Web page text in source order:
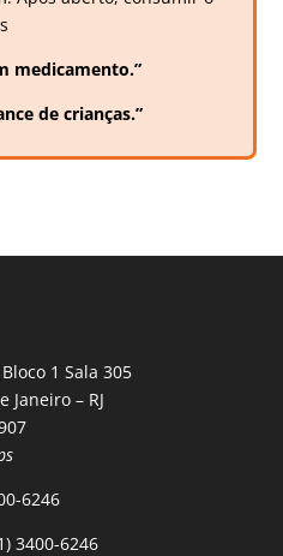
medicamento.”
de crianças.”
1 Sala 305
Janeiro – RJ
6246
3400-6246